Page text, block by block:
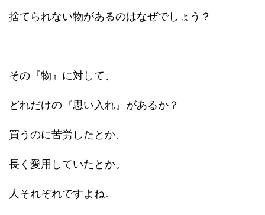
捨てられない物があるのはなぜでしょう？
その『物』に対して、
どれだけの『思い入れ』があるか？
買うのに苦労したとか、
長く愛用していたとか。
人それぞれですよね。